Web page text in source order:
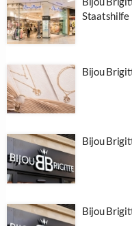
Staatshilfe
Bijou
Bijou
Bijou